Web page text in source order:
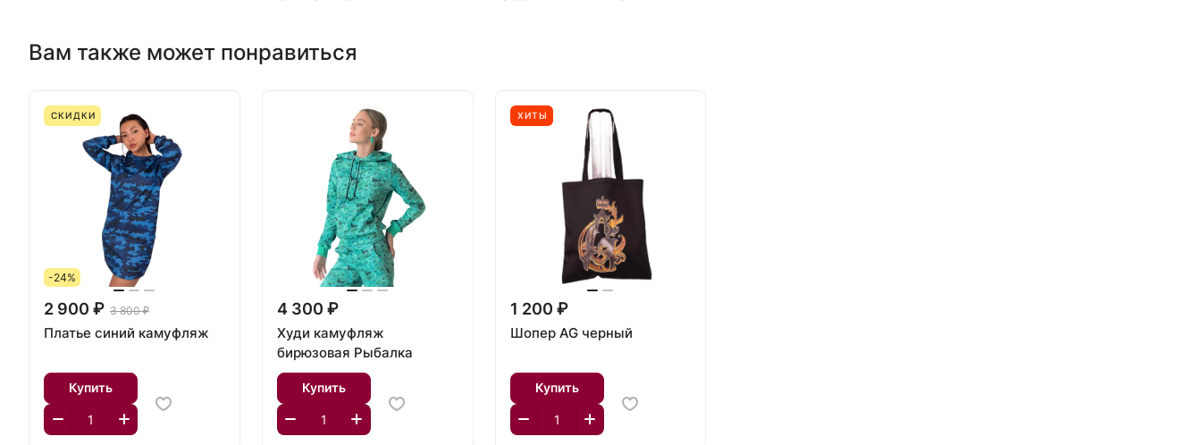
Вам также может понравиться
СКИДКИ
-24%
2 900 ₽ 3 800 ₽
Платье синий камуфляж
Купить
4 300 ₽
Худи камуфляж
бирюзовая Рыбалка
Купить
ХИТЫ
1 200 ₽
Шопер AG черный
Купить